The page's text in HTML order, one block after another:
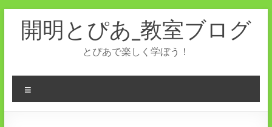
へ
開明とぴあ_教室ブログ
とぴあで楽しく学ぼう！
ニ